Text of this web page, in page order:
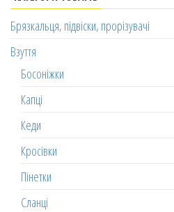
Брязкальця, підвіски, прорізувачі
Взуття
Босоніжки
Капці
Кеди
Кросівки
Пінетки
Сланці